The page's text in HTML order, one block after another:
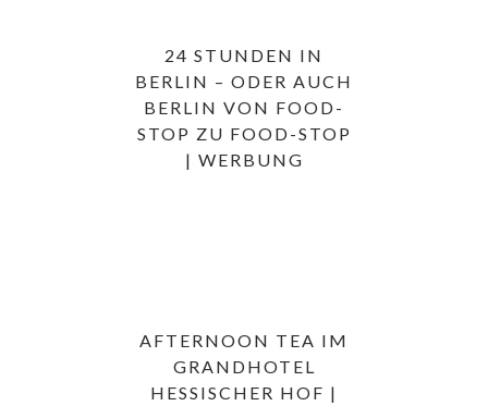
24 STUNDEN IN
BERLIN – ODER AUCH
BERLIN VON FOOD-
STOP ZU FOOD-STOP
| WERBUNG
AFTERNOON TEA IM
GRANDHOTEL
HESSISCHER HOF |